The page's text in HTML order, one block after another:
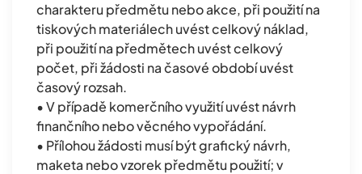
charakteru předmětu nebo akce, při použití na
tiskových materiálech uvést celkový náklad,
při použití na předmětech uvést celkový
počet, při žádosti na časové období uvést
časový rozsah.
• V případě komerčního využití uvést návrh
finančního nebo věcného vypořádání.
• Přílohou žádosti musí být grafický návrh,
maketa nebo vzorek předmětu použití; v